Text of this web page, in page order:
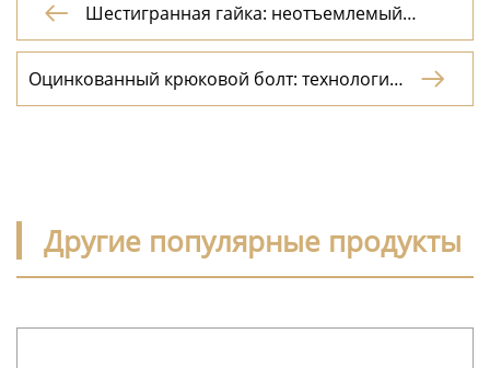

Шестигранная гайка: неотъемлемый
элемент в мире механики
Оцинкованный крюковой болт: технология
оцинкования и применение в

Другие популярные продукты